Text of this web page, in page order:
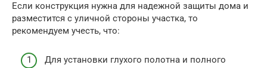
Если конструкция нужна для надежной защиты дома и
разместится с уличной стороны участка, то
рекомендуем учесть, что:
Для установки глухого полотна и полного